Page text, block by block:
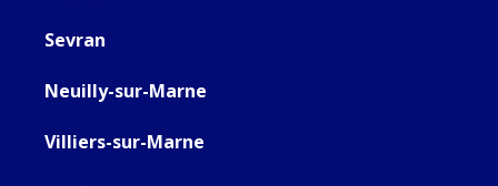
Sevran
Neuilly-sur-Marne
Villiers-sur-Marne